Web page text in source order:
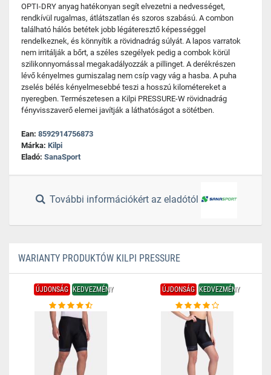
OPTI-DRY anyag hatékonyan segít elvezetni a nedvességet,
rendkívül rugalmas, átlátszatlan és szoros szabású. A combon
található hálós betétek jobb légáteresztő képességgel
rendelkeznek, és könnyítik a rövidnadrág súlyát. A lapos varratok
nem irritálják a bőrt, a széles szegélyek pedig a combok körül
szilikonnyomással megakadályozzák a pillinget. A derékrészen
lévő kényelmes gumiszalag nem csíp vagy vág a hasba. A puha
zselés bélés kényelmesebbé teszi a hosszú kilométereket a
nyeregben. Természetesen a Kilpi PRESSURE-W rövidnadrág
fényvisszaverő elemei javítják a láthatóságot a sötétben.
Ean: 8592914756873
Márka: Kilpi
Eladó: SanaSport
További információkért az eladótól
WARIANTY PRODUKTÓW KILPI PRESSURE
ÚJDONSÁG KEDVEZMÉNY ÚJDONSÁG KEDVEZMÉNY